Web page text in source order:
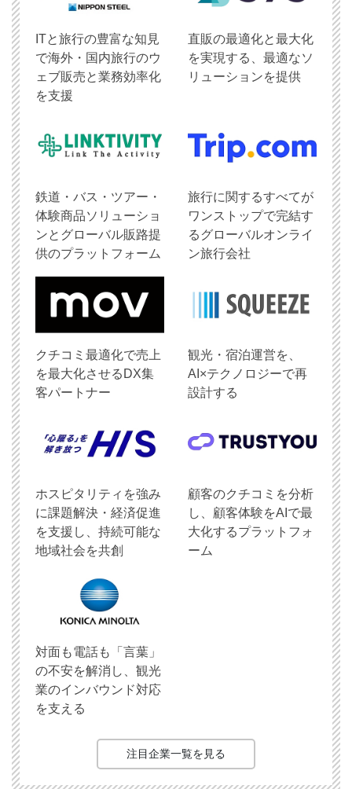
ITと旅行の豊富な知見
で海外・国内旅行のウ
ェブ販売と業務効率化
を支援
直販の最適化と最大化
を実現する、最適なソ
リューションを提供
鉄道・バス・ツアー・
体験商品ソリューショ
ンとグローバル販路提
供のプラットフォーム
旅行に関するすべてが
ワンストップで完結す
るグローバルオンライ
ン旅行会社
クチコミ最適化で売上
を最大化させるDX集
客パートナー
観光・宿泊運営を、
AI×テクノロジーで再
設計する
ホスピタリティを強み
に課題解決・経済促進
を支援し、持続可能な
地域社会を共創
顧客のクチコミを分析
し、顧客体験をAIで最
大化するプラットフォ
ーム
対面も電話も「言葉」
の不安を解消し、観光
業のインバウンド対応
を支える
注目企業一覧を見る